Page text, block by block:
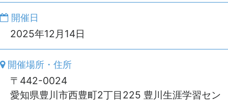
開催日
2025年12月14日
開催場所・住所
〒442-0024
愛知県豊川市西豊町2丁目225 豊川生涯学習セン